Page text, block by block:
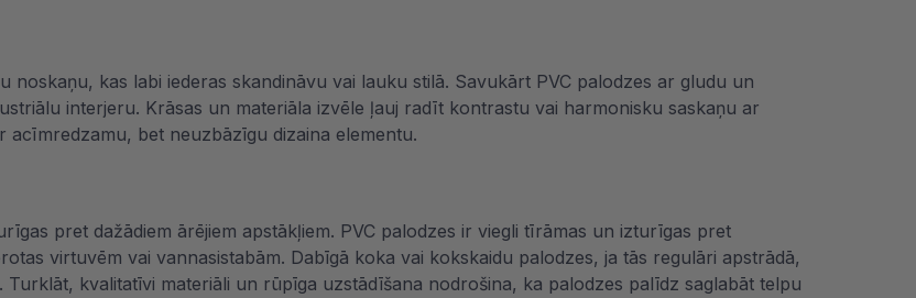
noskaņu, kas labi iederas skandināvu vai lauku stilā. Savukārt PVC palodzes ar gludu un
interjeru. Krāsas un materiāla izvēle ļauj radīt kontrastu vai harmonisku saskaņu ar
bet neuzbāzīgu dizaina elementu.
pret dažādiem ārējiem apstākļiem. PVC palodzes ir viegli tīrāmas un izturīgas pret
virtuvēm vai vannasistabām. Dabīgā koka vai kokskaidu palodzes, ja tās regulāri apstrādā,
kvalitatīvi materiāli un rūpīga uzstādīšana nodrošina, ka palodzes palīdz saglabāt telpu